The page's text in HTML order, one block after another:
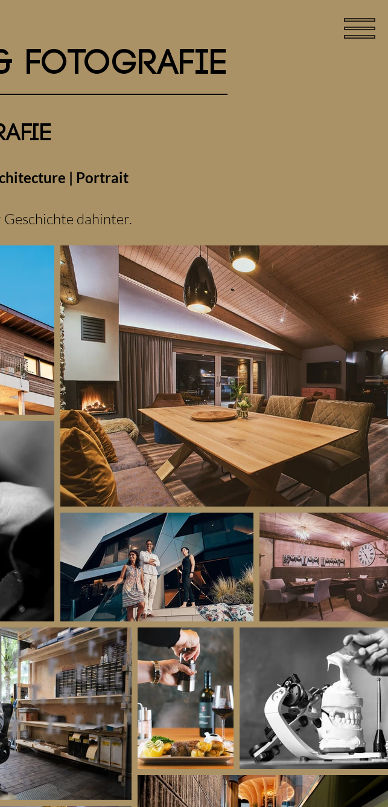
Fotografie
| Portrait
dahinter.